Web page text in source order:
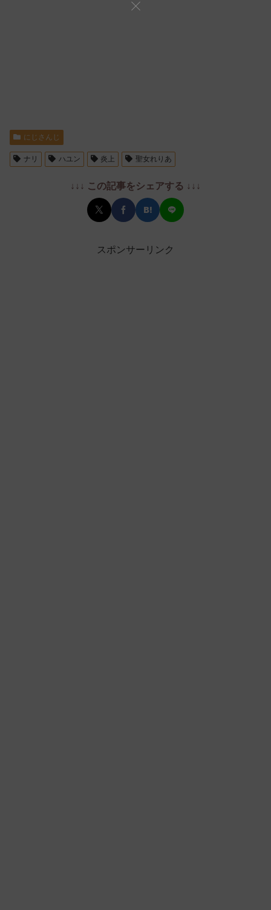
にじさんじ
ナリ ハユン 炎上 聖女れりあ
↓↓↓ この記事をシェアする ↓↓↓
スポンサーリンク